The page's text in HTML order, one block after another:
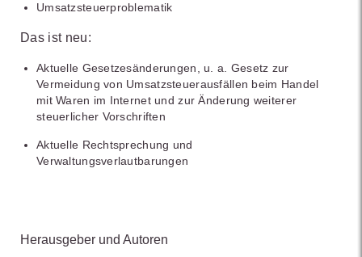
Umsatzsteuerproblematik
Das ist neu:
Aktuelle Gesetzesänderungen, u. a. Gesetz zur
Vermeidung von Umsatzsteuerausfällen beim Handel
mit Waren im Internet und zur Änderung weiterer
steuerlicher Vorschriften
Aktuelle Rechtsprechung und
Verwaltungsverlautbarungen
Herausgeber und Autoren